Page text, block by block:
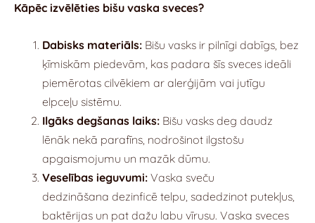
Kāpēc izvēlēties bišu vaska sveces?
Dabisks materiāls: Bišu vasks ir pilnīgi dabīgs, bez
ķīmiskām piedevām, kas padara šīs sveces ideāli
piemērotas cilvēkiem ar alerģijām vai jutīgu
elpceļu sistēmu.
Ilgāks degšanas laiks: Bišu vasks deg daudz
lēnāk nekā parafīns, nodrošinot ilgstošu
apgaismojumu un mazāk dūmu.
Veselības ieguvumi: Vaska sveču
dedzināšana dezinficē telpu, sadedzinot putekļus,
baktērijas un pat dažu labu vīrusu. Vaska sveces